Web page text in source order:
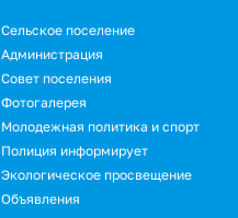
Сельское поселение
Администрация
Совет поселения
Фотогалерея
Молодежная политика и спорт
Полиция информирует
Экологическое просвещение
Объявления